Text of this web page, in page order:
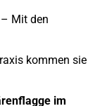
– Mit den
kommen sie
im